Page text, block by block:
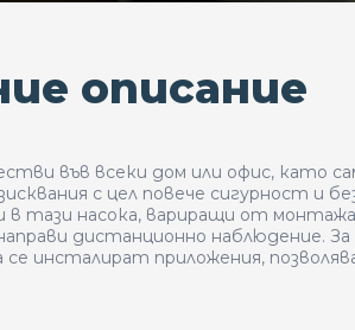
описание
във всеки дом или офис, като
с цел повече сигурност и
тази насока, вариращи от монтажа
дистанционно наблюдение.
инсталират приложения,